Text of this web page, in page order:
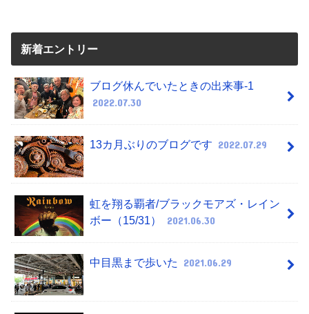
新着エントリー
ブログ休んでいたときの出来事-1
2022.07.30
13カ月ぶりのブログです 2022.07.29
虹を翔る覇者/ブラックモアズ・レイン
ボー（15/31）
2021.06.30
中目黒まで歩いた 2021.06.29